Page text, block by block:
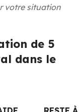
votre situation
de 5
dans le